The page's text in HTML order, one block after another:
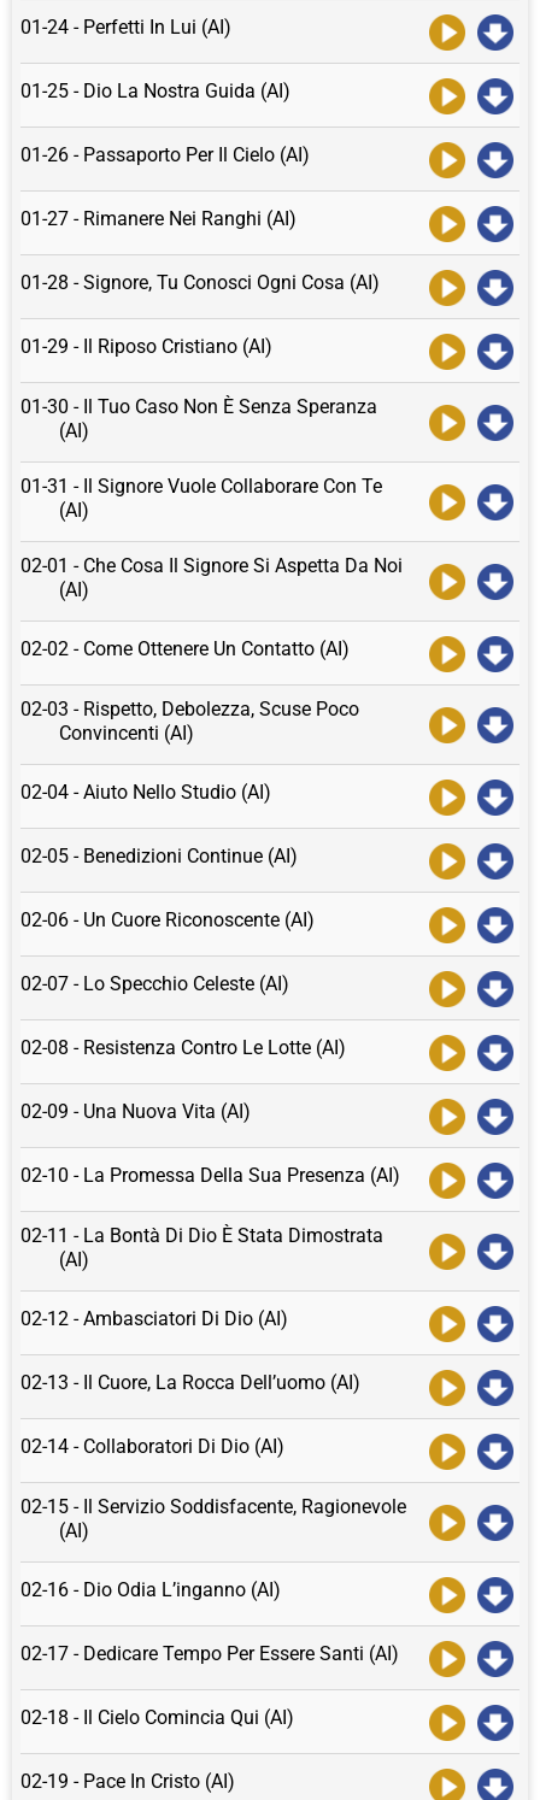
01-24 - Perfetti In Lui (AI)
01-25 - Dio La Nostra Guida (AI)
01-26 - Passaporto Per Il Cielo (AI)
01-27 - Rimanere Nei Ranghi (AI)
01-28 - Signore, Tu Conosci Ogni Cosa (AI)
01-29 - Il Riposo Cristiano (AI)
01-30 - Il Tuo Caso Non È Senza Speranza
(AI)
01-31 - Il Signore Vuole Collaborare Con Te
(AI)
02-01 - Che Cosa Il Signore Si Aspetta Da Noi
(AI)
02-02 - Come Ottenere Un Contatto (AI)
02-03 - Rispetto, Debolezza, Scuse Poco
Convincenti (AI)
02-04 - Aiuto Nello Studio (AI)
02-05 - Benedizioni Continue (AI)
02-06 - Un Cuore Riconoscente (AI)
02-07 - Lo Specchio Celeste (AI)
02-08 - Resistenza Contro Le Lotte (AI)
02-09 - Una Nuova Vita (AI)
02-10 - La Promessa Della Sua Presenza (AI)
02-11 - La Bontà Di Dio È Stata Dimostrata
(AI)
02-12 - Ambasciatori Di Dio (AI)
02-13 - Il Cuore, La Rocca Dell’uomo (AI)
02-14 - Collaboratori Di Dio (AI)
02-15 - Il Servizio Soddisfacente, Ragionevole
(AI)
02-16 - Dio Odia L’inganno (AI)
02-17 - Dedicare Tempo Per Essere Santi (AI)
02-18 - Il Cielo Comincia Qui (AI)
02-19 - Pace In Cristo (AI)